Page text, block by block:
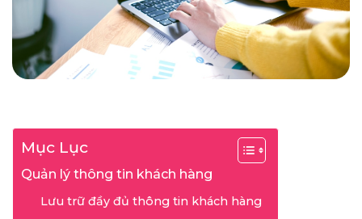
Mục Lục
Quản lý thông tin khách hàng
Lưu trữ đầy đủ thông tin khách hàng